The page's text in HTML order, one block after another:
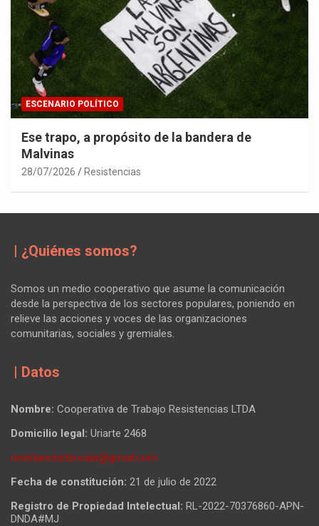
ESCENARIO POLÍTICO
Ese trapo, a propósito de la bandera de
Malvinas
28/07/2026 Resistencias
| ¿Quiénes somos?
Somos un medio cooperativo que asume la comunicación
desde la perspectiva de los sectores populares, poniendo en
relieve las acciones y voces de las organizaciones
comunitarias, sociales y gremiales.
| Datos
Nombre: Cooperativa de Trabajo Resistencias LTDA
Domicilio legal: Uriarte 2468
revistaresistencias@gmail.com
Fecha de constitución: 21 de julio de 2022
Registro de Propiedad Intelectual: RL-2022-70376860-APN-
DNDA#MJ